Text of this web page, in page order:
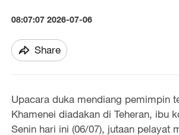
08:07:07 2026-07-06
Share
Upacara duka mendiang pemimpin
Khamenei diadakan di Teheran, ibu
Senin hari ini (06/07), jutaan pelayat